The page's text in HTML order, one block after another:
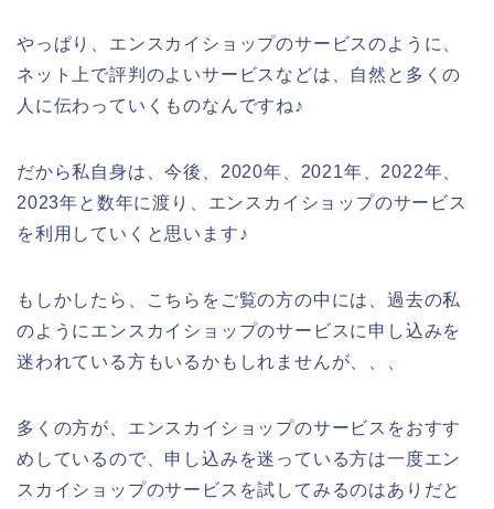
やっぱり、エンスカイショップのサービスのように、
ネット上で評判のよいサービスなどは、自然と多くの
人に伝わっていくものなんですね♪
だから私自身は、今後、2020年、2021年、2022年、
2023年と数年に渡り、エンスカイショップのサービス
を利用していくと思います♪
もしかしたら、こちらをご覧の方の中には、過去の私
のようにエンスカイショップのサービスに申し込みを
迷われている方もいるかもしれませんが、、、
多くの方が、エンスカイショップのサービスをおすす
めしているので、申し込みを迷っている方は一度エン
スカイショップのサービスを試してみるのはありだと